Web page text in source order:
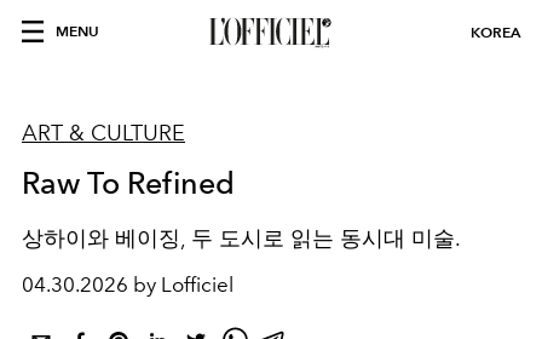
MENU KOREA
ART & CULTURE
Raw To Refined
상하이와 베이징, 두 도시로 읽는 동시대 미술.
04.30.2026 by Lofficiel